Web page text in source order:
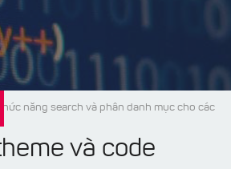
năng search và phân danh mục cho các
và code